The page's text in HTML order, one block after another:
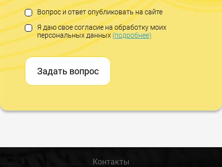
Вопрос и ответ опубликовать на сайте
Я даю свое согласие на обработку моих
персональных данных(подробнее)
Задать вопрос
Контакты